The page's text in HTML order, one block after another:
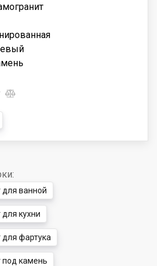
ванной
кухни
фартука
под камень